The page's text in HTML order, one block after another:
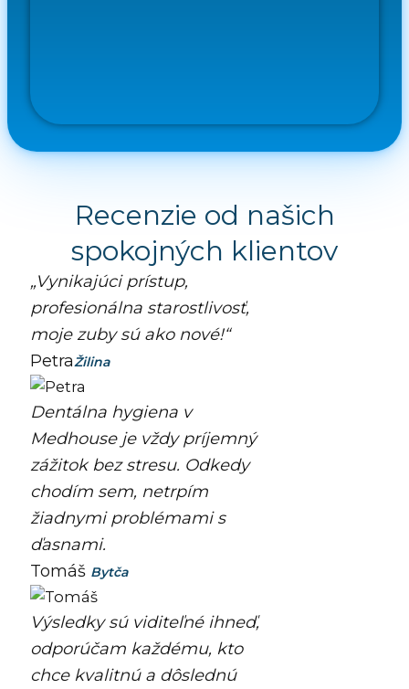
Recenzie od našich
spokojných klientov
„Vynikajúci prístup,
profesionálna starostlivosť,
moje zuby sú ako nové!“
PetraŽilina
Dentálna hygiena v
Medhouse je vždy príjemný
zážitok bez stresu. Odkedy
chodím sem, netrpím
žiadnymi problémami s
ďasnami.
Tomáš Bytča
Výsledky sú viditeľné ihneď,
odporúčam každému, kto
chce kvalitnú a dôslednú